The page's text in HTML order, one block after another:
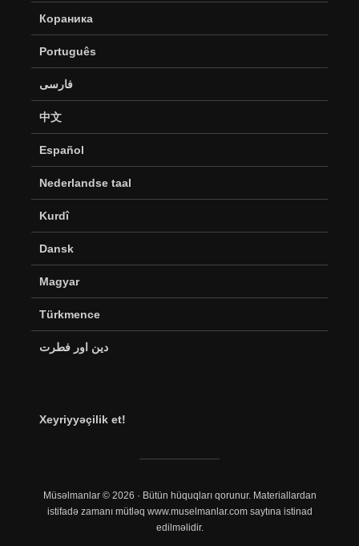
Кораника
Português
فارسی
中文
Español
Nederlandse taal
Kurdî
Dansk
Magyar
Türkmence
دین اور فطرت
Xeyriyyəçilik et!
Müsəlmanlar © 2026 · Bütün hüquqları qorunur. Materiallardan
istifadə zamanı mütləq www.muselmanlar.com saytına istinad
edilməlidir.